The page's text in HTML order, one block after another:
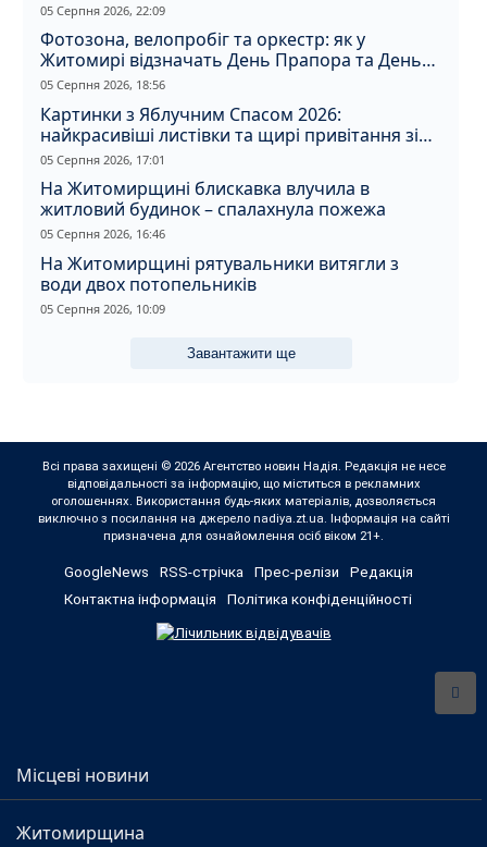
05 Серпня 2026, 22:09
Фотозона, велопробіг та оркестр: як у
Житомирі відзначать День Прапора та День
Незалежності
05 Серпня 2026, 18:56
Картинки з Яблучним Спасом 2026:
найкрасивіші листівки та щирі привітання зі
святом
05 Серпня 2026, 17:01
На Житомирщині блискавка влучила в
житловий будинок – спалахнула пожежа
05 Серпня 2026, 16:46
На Житомирщині рятувальники витягли з
води двох потопельників
05 Серпня 2026, 10:09
Завантажити ще
Всі права захищені © 2026 Агентство новин Надія. Редакція не несе
відповідальності за інформацію, що міститься в рекламних
оголошеннях. Використання будь-яких матеріалів, дозволяється
виключно з посилання на джерело nadiya.zt.ua. Інформація на сайті
призначена для ознайомлення осіб віком 21+.
GoogleNews RSS-стрічка Прес-релізи
Редакція
Контактна інформація
Політика конфіденційності
Місцеві новини
Житомирщина